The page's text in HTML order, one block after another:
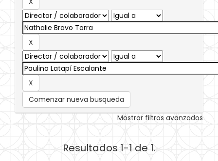
Comenzar nueva busqueda
Mostrar filtros avanzados
Resultados 1-1 de 1.